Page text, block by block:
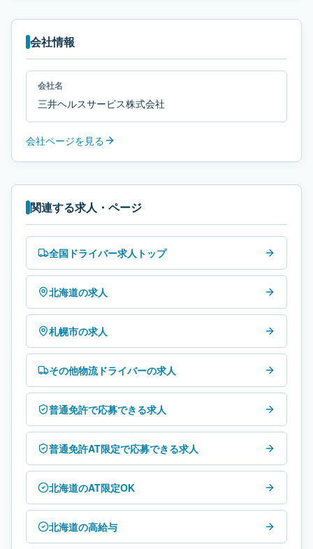
会社情報
会社名
三井ヘルスサービス株式会社
会社ページを見る
関連する求人・ページ
全国ドライバー求人トップ
北海道の求人
札幌市の求人
その他物流ドライバーの求人
普通免許で応募できる求人
普通免許AT限定で応募できる求人
北海道のAT限定OK
北海道の高給与